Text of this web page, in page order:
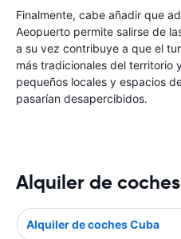
Finalmente, cabe añadir que
Aeopuerto permite salirse de
a su vez contribuye a que el
más tradicionales del territorio
pequeños locales y espacios
pasarían desapercibidos.
Alquiler de
Alquiler de coches Cuba